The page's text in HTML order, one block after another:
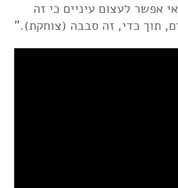
אפשר לעצום עיניים כי זה
תוך כדי, זה סבבה (צוחקת)."